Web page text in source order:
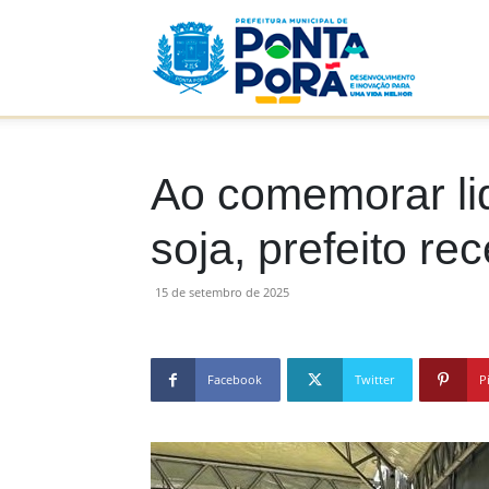
Ponta
Ao comemorar
soja, prefeito
15 de setembro de 2025
Facebook Twitter